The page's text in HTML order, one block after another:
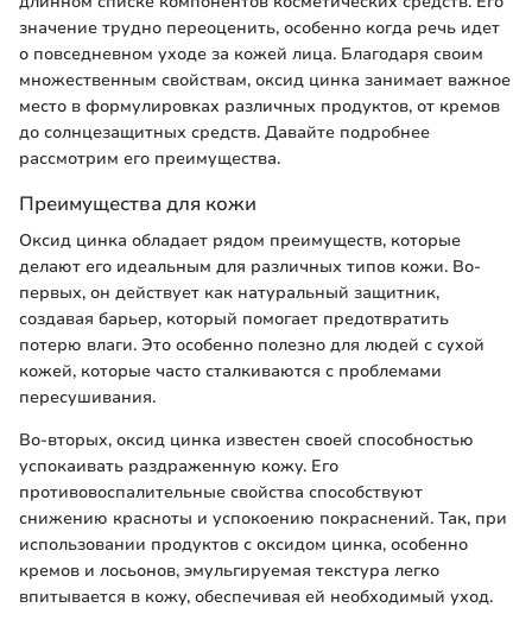
значение трудно переоценить, особенно когда речь идет
о повседневном уходе за кожей лица. Благодаря своим
множественным свойствам, оксид цинка занимает важное
место в формулировках различных продуктов, от кремов
до солнцезащитных средств. Давайте подробнее
рассмотрим его преимущества.
Преимущества для кожи
Оксид цинка обладает рядом преимуществ, которые
делают его идеальным для различных типов кожи. Во-
первых, он действует как натуральный защитник,
создавая барьер, который помогает предотвратить
потерю влаги. Это особенно полезно для людей с сухой
кожей, которые часто сталкиваются с проблемами
пересушивания.
Во-вторых, оксид цинка известен своей способностью
успокаивать раздраженную кожу. Его
противовоспалительные свойства способствуют
снижению красноты и успокоению покраснений. Так, при
использовании продуктов с оксидом цинка, особенно
кремов и лосьонов, эмульгируемая текстура легко
впитывается в кожу, обеспечивая ей необходимый уход.